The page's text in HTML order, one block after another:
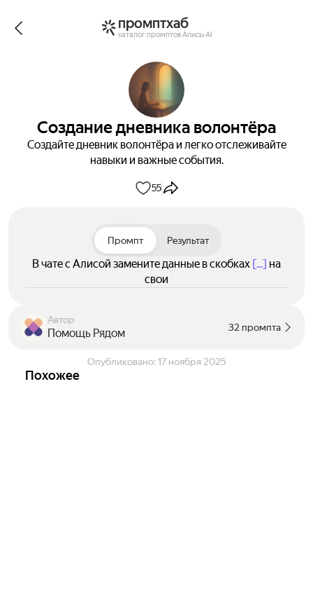
промптхаб
каталог промптов Алисы AI
Создание дневника волонтёра
Создайте дневник волонтёра и легко отслеживайте
навыки и важные события.
55
Промпт Результат
В чате с Алисой замените данные в скобках [...] на
свои
Автор
Помощь Рядом 32 промпта
Опубликовано: 17 ноября 2025
Похожее